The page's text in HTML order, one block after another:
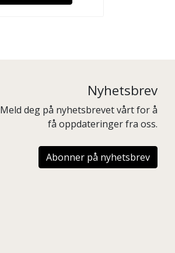
Nyhetsbrev
Meld deg på nyhetsbrevet vårt for å
få oppdateringer fra oss.
Abonner på nyhetsbrev